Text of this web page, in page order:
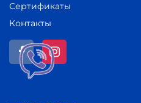
Сертификаты
Контакты